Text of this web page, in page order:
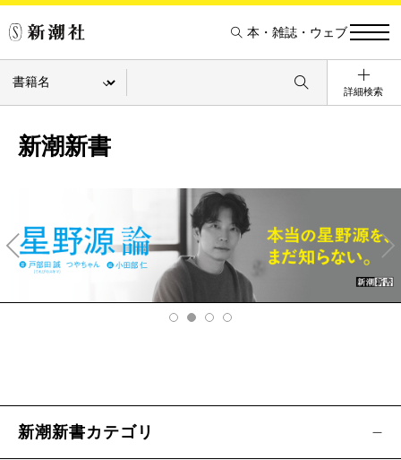
本・雑誌・ウェブ
詳細検索
新潮新書
v
Ne
xt
新潮新書カテゴリ